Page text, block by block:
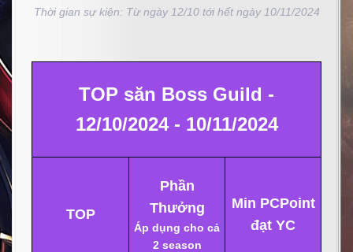
Thời gian sự kiện: Từ ngày 12/10 tới hết ngày 10/11/2024
TOP săn Boss Guild -
12/10/2024 - 10/11/2024
TOP
Phần
Thưởng
Áp dụng cho cả
2 season
Min PCPoint
đạt YC